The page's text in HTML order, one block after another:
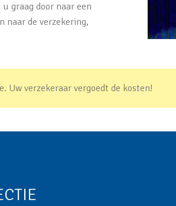
graag door naar een
naar de verzekering,
Uw verzekeraar vergoedt de kosten!